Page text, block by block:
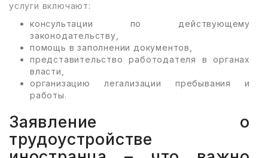
услуги включают:
консультации по действующему
законодательству,
помощь в заполнении документов,
представительство работодателя в органах
власти,
организацию легализации пребывания и
работы.
Заявление о
трудоустройстве